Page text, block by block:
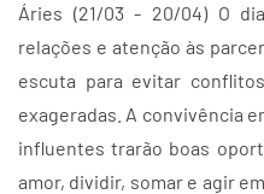
Áries (21/03 - 20/04) O
relações e atenção às
escuta para evitar
exageradas. A convivência
influentes trarão boas
amor, dividir, somar e agir